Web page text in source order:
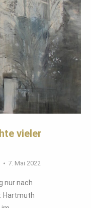
vieler
7. Mai 2022
nur nach
Hartmuth